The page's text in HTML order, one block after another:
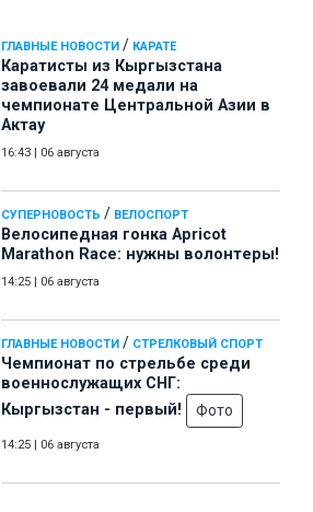
ГЛАВНЫЕ НОВОСТИ / КАРАТЕ
Каратисты из Кыргызстана
завоевали 24 медали на
чемпионате Центральной Азии в
Актау
16:43 06 августа
СУПЕРНОВОСТЬ / ВЕЛОСПОРТ
Велосипедная гонка Apricot
Marathon Race: нужны волонтеры!
14:25 06 августа
ГЛАВНЫЕ НОВОСТИ / СТРЕЛКОВЫЙ СПОРТ
Чемпионат по стрельбе среди
военнослужащих СНГ:
Кыргызстан - первый!
Фото
14:25 06 августа